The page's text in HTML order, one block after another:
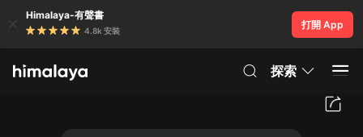
Himalaya-有聲書
4.8k 安裝
打開 App
探索